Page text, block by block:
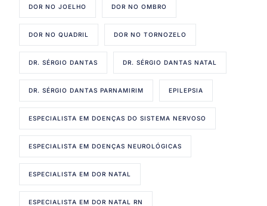
DOR NO JOELHO DOR NO OMBRO
DOR NO QUADRIL DOR NO TORNOZELO
DR. SÉRGIO DANTAS DR. SÉRGIO DANTAS NATAL
DR. SÉRGIO DANTAS PARNAMIRIM EPILEPSIA
ESPECIALISTA EM DOENÇAS DO SISTEMA NERVOSO
ESPECIALISTA EM DOENÇAS NEUROLÓGICAS
ESPECIALISTA EM DOR NATAL
ESPECIALISTA EM DOR NATAL RN